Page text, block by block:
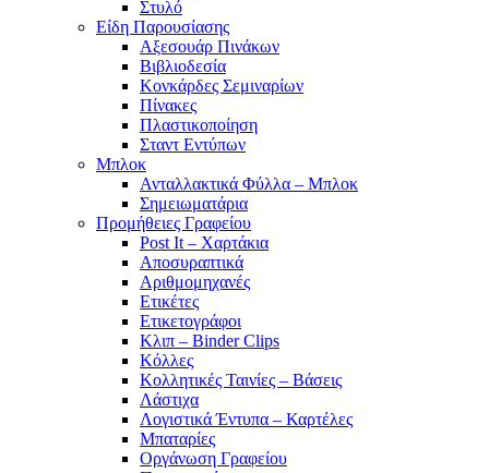
Στυλό
Είδη Παρουσίασης
Αξεσουάρ Πινάκων
Βιβλιοδεσία
Κονκάρδες Σεμιναρίων
Πίνακες
Πλαστικοποίηση
Σταντ Εντύπων
Μπλοκ
Ανταλλακτικά Φύλλα – Μπλοκ
Σημειωματάρια
Προμήθειες Γραφείου
Post It – Χαρτάκια
Αποσυραπτικά
Αριθμομηχανές
Ετικέτες
Ετικετογράφοι
Κλιπ – Binder Clips
Κόλλες
Κολλητικές Ταινίες – Βάσεις
Λάστιχα
Λογιστικά Έντυπα – Καρτέλες
Μπαταρίες
Οργάνωση Γραφείου